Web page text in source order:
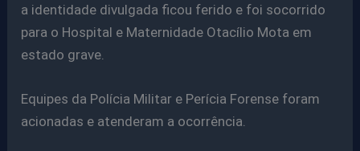
a identidade divulgada ficou ferido e foi socorrido
para o Hospital e Maternidade Otacílio Mota em
estado grave.
Equipes da Polícia Militar e Perícia Forense foram
acionadas e atenderam a ocorrência.